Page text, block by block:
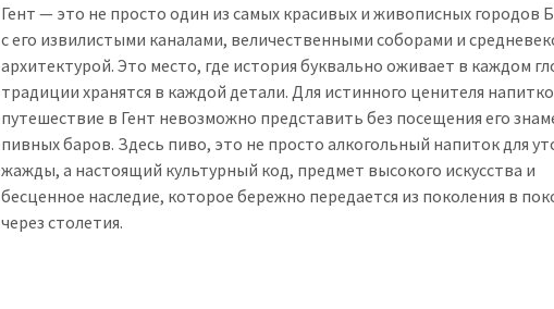
Гент — это не просто один из самых красивых и живописных городов
с его извилистыми каналами, величественными соборами и
архитектурой. Это место, где история буквально оживает в каждом
традиции хранятся в каждой детали. Для истинного ценителя
путешествие в Гент невозможно представить без посещения его
пивных баров. Здесь пиво, это не просто алкогольный напиток для
жажды, а настоящий культурный код, предмет высокого искусства и
бесценное наследие, которое бережно передается из поколения в
через столетия.